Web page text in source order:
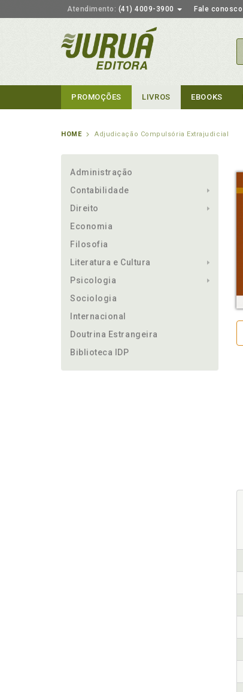
Atendimento: (41) 4009-3900 Fale conosco
PROMOÇÕES LIVROS EBOOKS
HOME Adjudicação Compulsória Extrajudicial
Administração
Contabilidade
Direito
Economia
Filosofia
Literatura e Cultura
Psicologia
Sociologia
Internacional
Doutrina Estrangeira
Biblioteca IDP